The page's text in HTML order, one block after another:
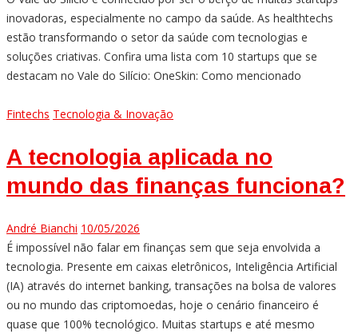
inovadoras, especialmente no campo da saúde. As healthtechs
estão transformando o setor da saúde com tecnologias e
soluções criativas. Confira uma lista com 10 startups que se
destacam no Vale do Silício: OneSkin: Como mencionado
Fintechs Tecnologia & Inovação
A tecnologia aplicada no
mundo das finanças funciona?
André Bianchi 10/05/2026
É impossível não falar em finanças sem que seja envolvida a
tecnologia. Presente em caixas eletrônicos, Inteligência Artificial
(IA) através do internet banking, transações na bolsa de valores
ou no mundo das criptomoedas, hoje o cenário financeiro é
quase que 100% tecnológico. Muitas startups e até mesmo